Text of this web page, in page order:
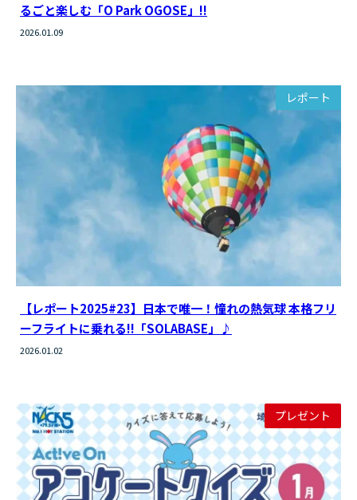
るごと楽しむ「O Park OGOSE」!!
2026.01.09
レポート
【レポート2025#23】日本で唯一！憧れの熱気球 本格フリ
ーフライトに乗れる!!「SOLABASE」♪
2026.01.02
プレゼント